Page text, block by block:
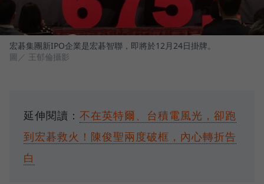
宏碁集團新IPO企業是宏碁智聯，即將於12月24日掛牌。
圖／ 王郁倫攝影
延伸閱讀： 不在英特爾、台積電風光，卻跑
到宏碁救火！陳俊聖兩度破框，內心轉折告
白